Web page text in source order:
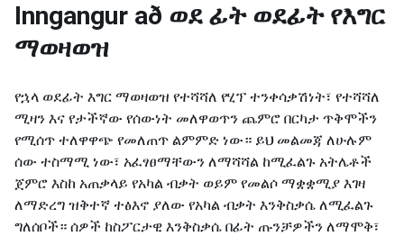
Inngangur að ወደ ፊት ወደፊት የእግር
ማወዛወዝ
የኋላ ወደፊት እግር ማወዛወዝ የተሻሻለ የሂፕ ተንቀሳቃሽነት፣ የተሻሻለ
ሚዛን እና የታችኛው የሰውነት መለዋወጥን ጨምሮ በርካታ ጥቅሞችን
የሚሰጥ ተለዋዋጭ የመለጠጥ ልምምድ ነው። ይህ መልመጃ ለሁሉም
ሰው ተስማሚ ነው፣ አፈፃፀማቸውን ለማሻሻል ከሚፈልጉ አትሌቶች
ጀምሮ እስከ አጠቃላይ የአካል ብቃት ወይም የመልሶ ማቋቋሚያ እገዛ
ለማድረግ ዝቅተኛ ተፅእኖ ያለው የአካል ብቃት እንቅስቃሴ ለሚፈልጉ
ግለሰቦች። ሰዎች ከስፖርታዊ እንቅስቃሴ በፊት ጡንቻዎችን ለማሞቅ፣